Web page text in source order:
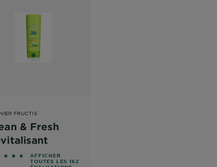
FRUCTIS
& Fresh
out of 5 stars based on reviews
AFFICHER
TOUTES LES 162